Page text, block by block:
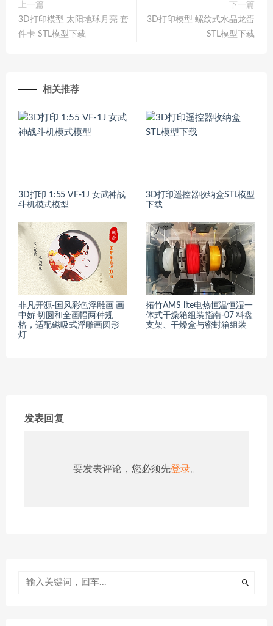
上一篇
3D打印模型 太阳地球月亮 套
件卡 STL模型下载
下一篇
3D打印模型 螺纹式水晶龙蛋
STL模型下载
相关推荐
3D打印 1:55 VF-1J 女武神战
斗机模式模型
3D打印遥控器收纳盒STL模型
下载
非凡开源-国风彩色浮雕画 画
中娇 切圆和全画幅两种规
格，适配磁吸式浮雕画圆形
灯
拓竹AMS lite电热恒温恒湿一
体式干燥箱组装指南-07 料盘
支架、干燥盒与密封箱组装
发表回复
要发表评论，您必须先登录。